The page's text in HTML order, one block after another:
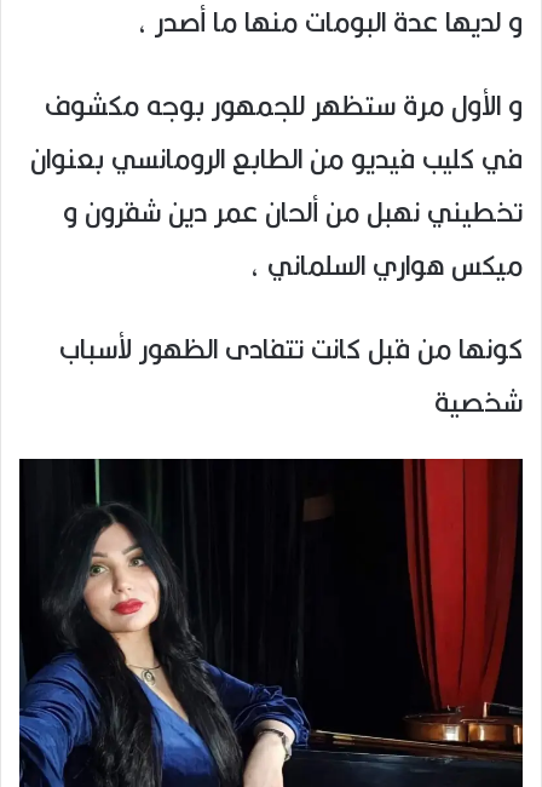
و لديها عدة البومات منها ما أصدر ،
و الأول مرة ستظهر للجمهور بوجه مكشوف
في كليب فيديو من الطابع الرومانسي بعنوان
تخطيني نهبل من ألحان عمر دين شقرون و
ميكس هواري السلماني ،
كونها من قبل كانت تتفادى الظهور لأسباب
شخصية